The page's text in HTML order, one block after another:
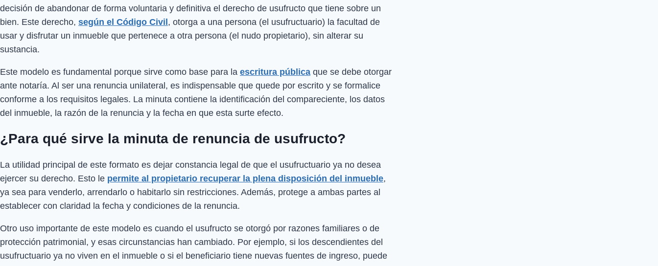
decisión de abandonar de forma voluntaria y definitiva el derecho de usufructo que tiene sobre un
bien. Este derecho, según el Código Civil, otorga a una persona (el usufructuario) la facultad de
usar y disfrutar un inmueble que pertenece a otra persona (el nudo propietario), sin alterar su
sustancia.
Este modelo es fundamental porque sirve como base para la escritura pública que se debe otorgar
ante notaría. Al ser una renuncia unilateral, es indispensable que quede por escrito y se formalice
conforme a los requisitos legales. La minuta contiene la identificación del compareciente, los datos
del inmueble, la razón de la renuncia y la fecha en que esta surte efecto.
¿Para qué sirve la minuta de renuncia de usufructo?
La utilidad principal de este formato es dejar constancia legal de que el usufructuario ya no desea
ejercer su derecho. Esto le permite al propietario recuperar la plena disposición del inmueble,
ya sea para venderlo, arrendarlo o habitarlo sin restricciones. Además, protege a ambas partes al
establecer con claridad la fecha y condiciones de la renuncia.
Otro uso importante de este modelo es cuando el usufructo se otorgó por razones familiares o de
protección patrimonial, y esas circunstancias han cambiado. Por ejemplo, si los descendientes del
usufructuario ya no viven en el inmueble o si el beneficiario tiene nuevas fuentes de ingreso, puede